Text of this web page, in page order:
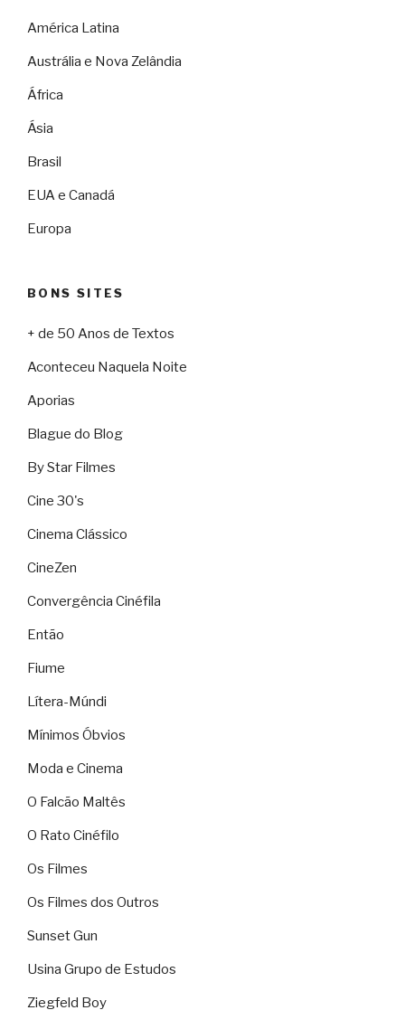
América Latina
Austrália e Nova Zelândia
África
Ásia
Brasil
EUA e Canadá
Europa
BONS SITES
+ de 50 Anos de Textos
Aconteceu Naquela Noite
Aporias
Blague do Blog
By Star Filmes
Cine 30's
Cinema Clássico
CineZen
Convergência Cinéfila
Então
Fiume
Lítera-Múndi
Mínimos Óbvios
Moda e Cinema
O Falcão Maltês
O Rato Cinéfilo
Os Filmes
Os Filmes dos Outros
Sunset Gun
Usina Grupo de Estudos
Ziegfeld Boy